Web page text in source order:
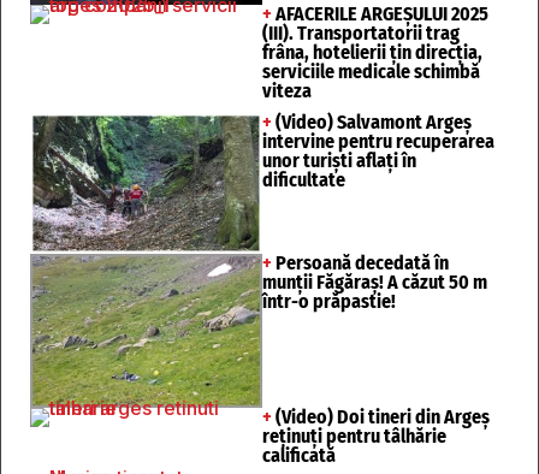
+ AFACERILE ARGEȘULUI 2025
(III). Transportatorii trag
frâna, hotelierii țin direcția,
serviciile medicale schimbă
viteza
+ (Video) Salvamont Argeș
intervine pentru recuperarea
unor turişti aflaţi în
dificultate
+ Persoană decedată în
munții Făgăraș! A căzut 50 m
într-o prăpastie!
+ (Video) Doi tineri din Argeș
reținuți pentru tâlhărie
calificată